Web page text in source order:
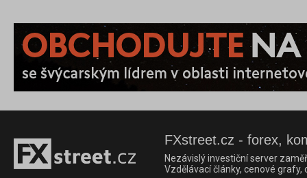
FXstreet.cz - forex,
Nezávislý investiční server
Vzdělávací články, cenové